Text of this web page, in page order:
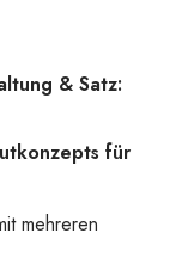
& Satz:
für
mehreren